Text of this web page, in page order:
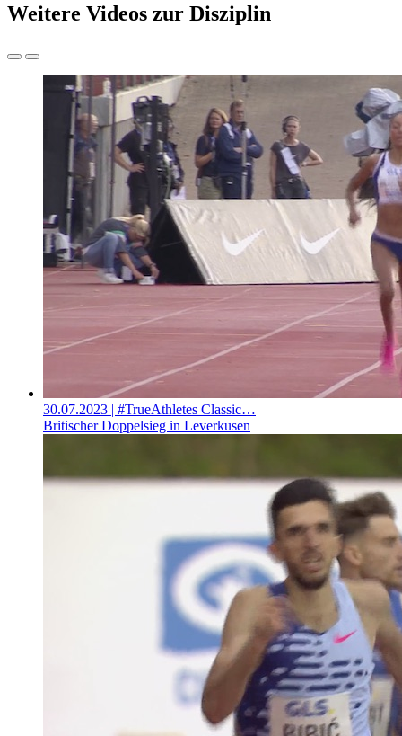
Weitere Videos zur Disziplin
30.07.2023 | #TrueAthletes Classic…
Britischer Doppelsieg in Leverkusen